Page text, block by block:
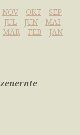
NOV OKT
SEP
JUL JUN
MAI
MÄR FEB JAN